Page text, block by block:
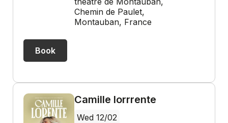
Chemin de Paulet,
Montauban, France
Book
Camille lorrrente
Wed 12/02